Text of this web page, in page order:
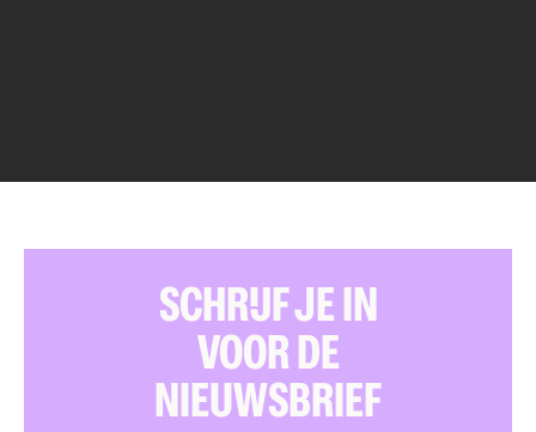
SCHRIJF JE IN
VOOR DE
NIEUWSBRIEF